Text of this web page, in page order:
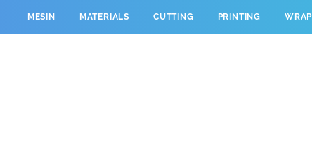
MESIN MATERIALS CUTTING PRINTING WRAP